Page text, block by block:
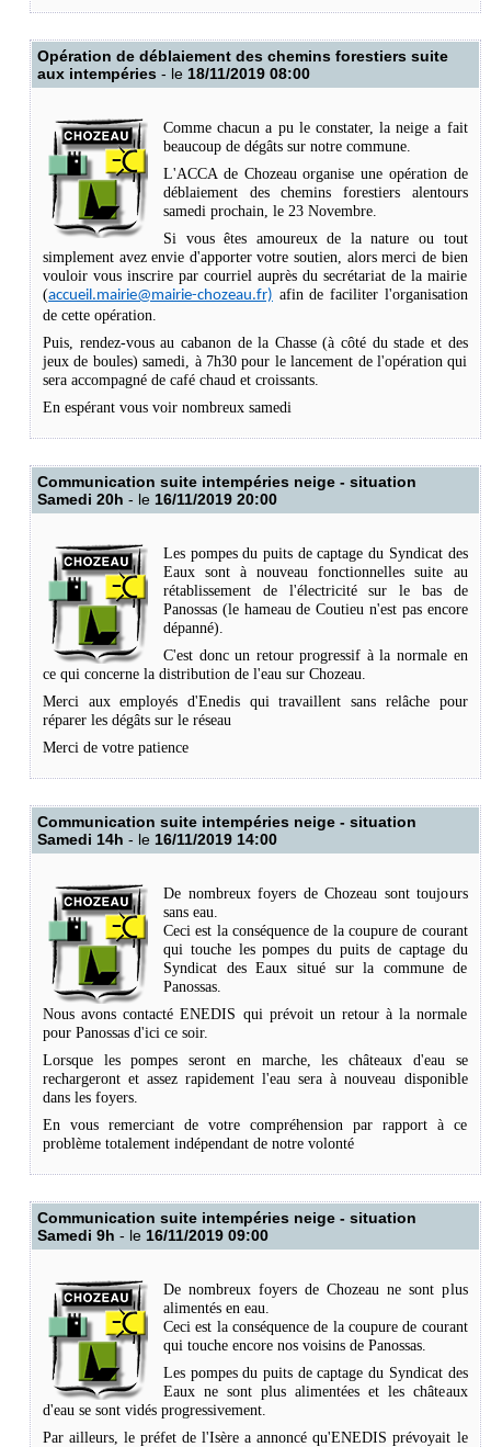
Opération de déblaiement des chemins forestiers suite
aux intempéries - le 18/11/2019 08:00
Comme chacun a pu le constater, la neige a fait
beaucoup de dégâts sur notre commune.
L'ACCA de Chozeau organise une opération de
déblaiement des chemins forestiers alentours
samedi prochain, le 23 Novembre.
Si vous êtes amoureux de la nature ou tout
simplement avez envie d'apporter votre soutien, alors merci de bien
vouloir vous inscrire par courriel auprès du secrétariat de la mairie
(accueil.mairie@mairie-chozeau.fr) afin de faciliter l'organisation
de cette opération.
Puis, rendez-vous au cabanon de la Chasse (à côté du stade et des
jeux de boules) samedi, à 7h30 pour le lancement de l'opération qui
sera accompagné de café chaud et croissants.
En espérant vous voir nombreux samedi
Communication suite intempéries neige - situation
Samedi 20h - le 16/11/2019 20:00
Les pompes du puits de captage du Syndicat des
Eaux sont à nouveau fonctionnelles suite au
rétablissement de l'électricité sur le bas de
Panossas (le hameau de Coutieu n'est pas encore
dépanné).
C'est donc un retour progressif à la normale en
ce qui concerne la distribution de l'eau sur Chozeau.
Merci aux employés d'Enedis qui travaillent sans relâche pour
réparer les dégâts sur le réseau
Merci de votre patience
Communication suite intempéries neige - situation
Samedi 14h - le 16/11/2019 14:00
De nombreux foyers de Chozeau sont toujours
sans eau.
Ceci est la conséquence de la coupure de courant
qui touche les pompes du puits de captage du
Syndicat des Eaux situé sur la commune de
Panossas.
Nous avons contacté ENEDIS qui prévoit un retour à la normale
pour Panossas d'ici ce soir.
Lorsque les pompes seront en marche, les châteaux d'eau se
rechargeront et assez rapidement l'eau sera à nouveau disponible
dans les foyers.
En vous remerciant de votre compréhension par rapport à ce
problème totalement indépendant de notre volonté
Communication suite intempéries neige - situation
Samedi 9h - le 16/11/2019 09:00
De nombreux foyers de Chozeau ne sont plus
alimentés en eau.
Ceci est la conséquence de la coupure de courant
qui touche encore nos voisins de Panossas.
Les pompes du puits de captage du Syndicat des
Eaux ne sont plus alimentées et les châteaux
d'eau se sont vidés progressivement.
Par ailleurs, le préfet de l'Isère a annoncé qu'ENEDIS prévoyait le